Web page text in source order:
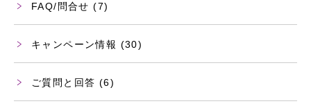
FAQ/問合せ (7)
キャンペーン情報 (30)
ご質問と回答 (6)